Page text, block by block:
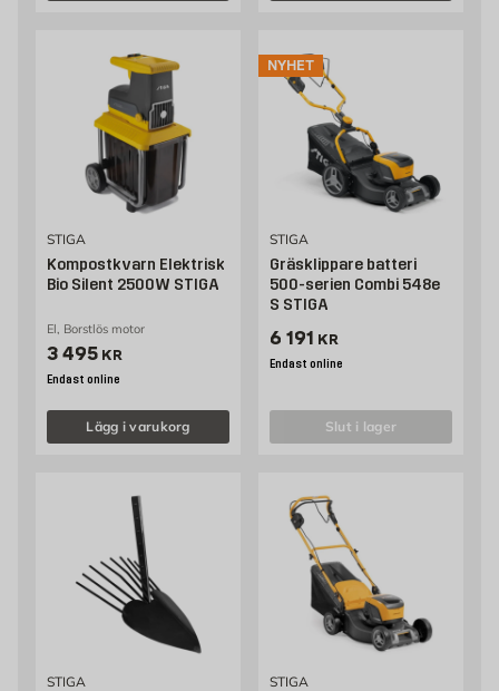
STIGA
Kompostkvarn Elektrisk
Bio Silent 2500W STIGA
El, Borstlös motor
Pris 3495 kr
3 495 KR
Endast online
Lägg i varukorg
NYHET
STIGA
Gräsklippare batteri
500-serien Combi 548e
S STIGA
Pris 6191 kr
6 191 KR
Endast online
slut i lager
STIGA STIGA